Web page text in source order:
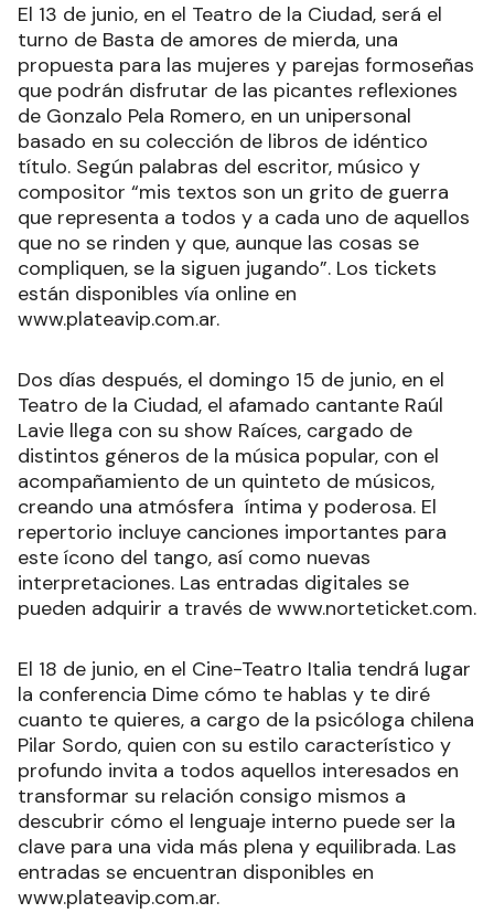
El 13 de junio, en el Teatro de la Ciudad, será el
turno de Basta de amores de mierda, una
propuesta para las mujeres y parejas formoseñas
que podrán disfrutar de las picantes reflexiones
de Gonzalo Pela Romero, en un unipersonal
basado en su colección de libros de idéntico
título. Según palabras del escritor, músico y
compositor “mis textos son un grito de guerra
que representa a todos y a cada uno de aquellos
que no se rinden y que, aunque las cosas se
compliquen, se la siguen jugando”. Los tickets
están disponibles vía online en
www.plateavip.com.ar.
Dos días después, el domingo 15 de junio, en el
Teatro de la Ciudad, el afamado cantante Raúl
Lavie llega con su show Raíces, cargado de
distintos géneros de la música popular, con el
acompañamiento de un quinteto de músicos,
creando una atmósfera íntima y poderosa. El
repertorio incluye canciones importantes para
este ícono del tango, así como nuevas
interpretaciones. Las entradas digitales se
pueden adquirir a través de www.norteticket.com.
El 18 de junio, en el Cine-Teatro Italia tendrá lugar
la conferencia Dime cómo te hablas y te diré
cuanto te quieres, a cargo de la psicóloga chilena
Pilar Sordo, quien con su estilo característico y
profundo invita a todos aquellos interesados en
transformar su relación consigo mismos a
descubrir cómo el lenguaje interno puede ser la
clave para una vida más plena y equilibrada. Las
entradas se encuentran disponibles en
www.plateavip.com.ar.